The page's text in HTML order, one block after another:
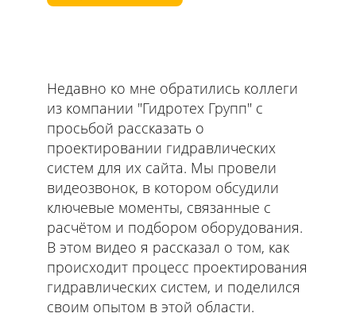
Недавно ко мне обратились коллеги
из компании "Гидротех Групп" с
просьбой рассказать о
проектировании гидравлических
систем для их сайта. Мы провели
видеозвонок, в котором обсудили
ключевые моменты, связанные с
расчётом и подбором оборудования.
В этом видео я рассказал о том, как
происходит процесс проектирования
гидравлических систем, и поделился
своим опытом в этой области.